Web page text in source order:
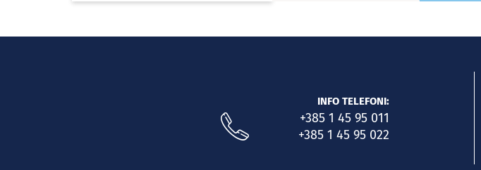
INFO TELEFONI:
+385 1 45 95 011
+385 1 45 95 022